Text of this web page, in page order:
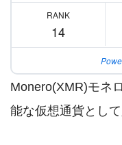
RANK
14
Monero(XMR)モネ
能な仮想通貨とし